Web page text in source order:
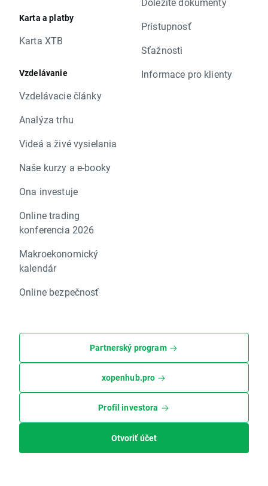
Karta a platby
Karta XTB
Vzdelávanie
Vzdelávacie články
Analýza trhu
Videá a živé vysielania
Naše kurzy a e-booky
Ona investuje
Online trading
konferencia 2026
Makroekonomický
kalendár
Online bezpečnosť
Prístupnosť
Sťažnosti
Informace pro klienty
Partnerský program
xopenhub.pro
Profil investora
Otvoriť účet